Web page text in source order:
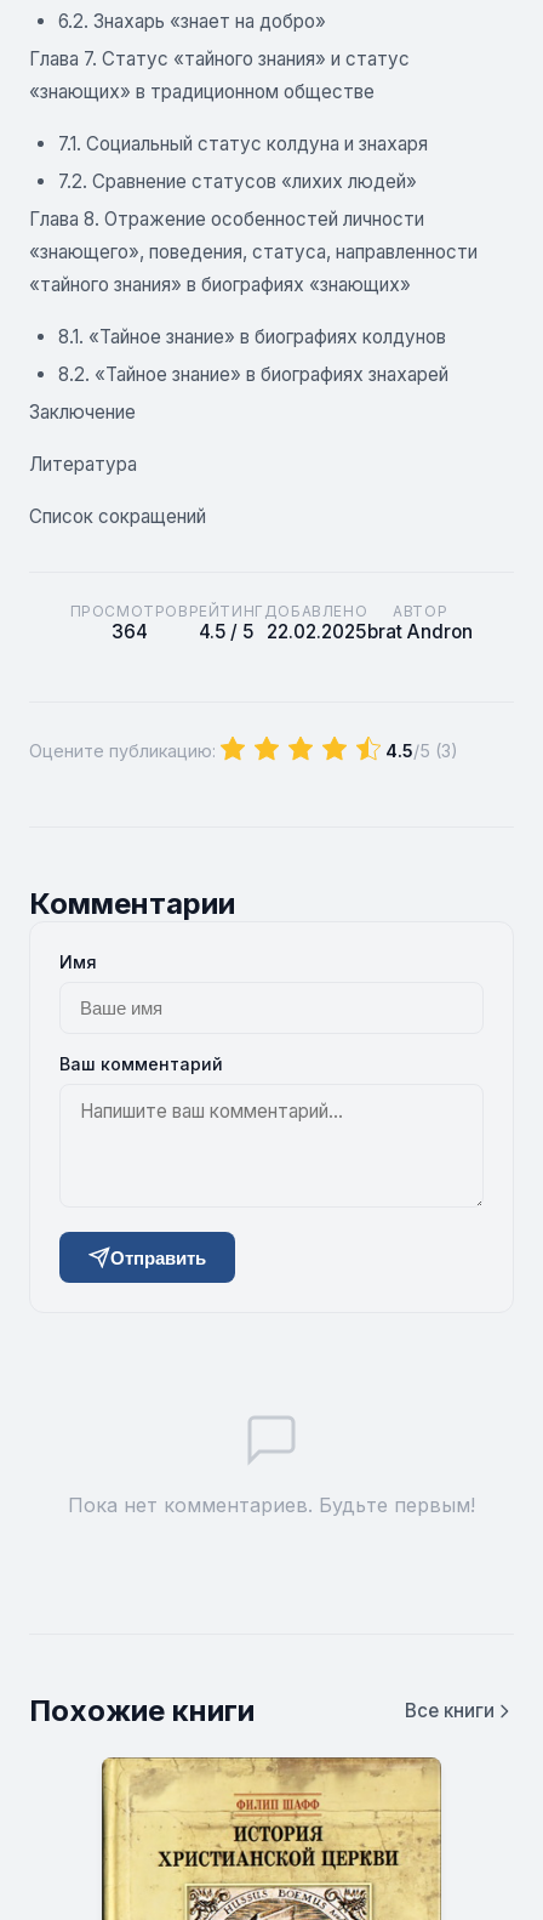
6.2. Знахарь «знает на добро»
Глава 7. Статус «тайного знания» и статус
«знающих» в традиционном обществе
7.1. Социальный статус колдуна и знахаря
7.2. Сравнение статусов «лихих людей»
Глава 8. Отражение особенностей личности
«знающего», поведения, статуса, направленности
«тайного знания» в биографиях «знающих»
8.1. «Тайное знание» в биографиях колдунов
8.2. «Тайное знание» в биографиях знахарей
Заключение
Литература
Список сокращений
ПРОСМОТРОВ
364
РЕЙТИНГ
4.5 / 5
ДОБАВЛЕНО
22.02.2025
АВТОР
brat Andron
Оцените публикацию: 4.5/5 (3)
Комментарии
Имя
Ваш комментарий
Отправить
Пока нет комментариев. Будьте первым!
Похожие книги Все книги